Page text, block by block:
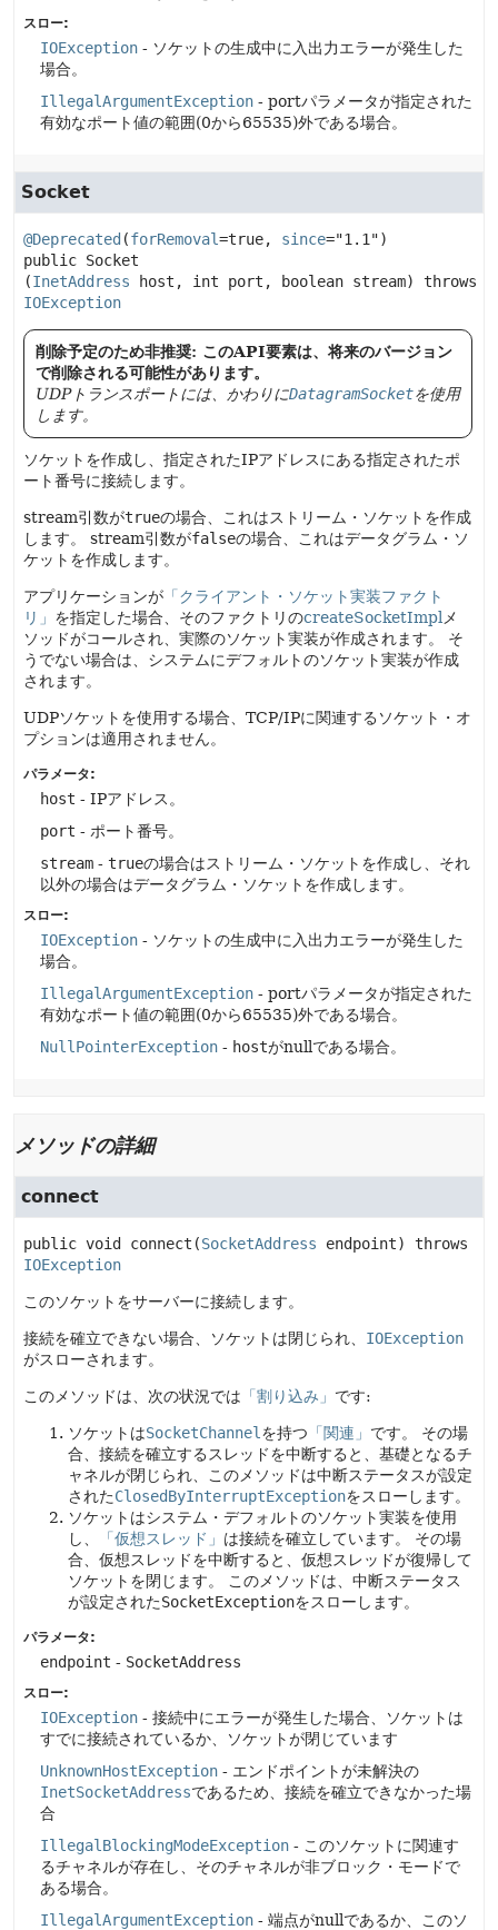
スロー:
IOException - ソケットの生成中に入出力エラーが発生した
場合。
IllegalArgumentException - portパラメータが指定された
有効なポート値の範囲(0から65535)外である場合。
Socket
@Deprecated (forRemoval=true, since
public Socket
(InetAddress host, int port, boolean stream)
IOException
削除予定のため非推奨: このAPI要素は、将来のバージョン
で削除される可能性があります。
UDPトランスポートには、かわりにDatagramSocketを使用
します。
ソケットを作成し、指定されたIPアドレスにある指定されたポ
ート番号に接続します。
stream引数がtrueの場合、これはストリーム・ソケットを作成
します。
stream引数がfalseの場合、これはデータグラム・ソ
ケットを作成します。
アプリケーションが 「クライアント・ソケット実装ファクト
リ」 を指定した場合、そのファクトリのcreateSocketImpl メ
ソッドがコールされ、実際のソケット実装が作成されます。
そ
うでない場合は、システムにデフォルトのソケット実装が作成
されます。
UDPソケットを使用する場合、TCP/IPに関連するソケット・オ
プションは適用されません。
パラメータ:
host - IPアドレス。
port - ポート番号。
stream - trueの場合はストリーム・ソケットを作成し、それ
以外の場合はデータグラム・ソケットを作成します。
スロー:
IOException - ソケットの生成中に入出力エラーが発生した
場合。
IllegalArgumentException - portパラメータが指定された
有効なポート値の範囲(0から65535)外である場合。
NullPointerException - hostがnullである場合。
メソッドの詳細
connect
public void connect (SocketAddress endpoint)
throws
IOException
このソケットをサーバーに接続します。
接続を確立できない場合、ソケットは閉じられ、 IOException
がスローされます。
このメソッドは、次の状況では 「割り込み」 です:
ソケットはSocketChannel を持つ 「関連」 です。
その場
合、接続を確立するスレッドを中断すると、基礎となるチ
ャネルが閉じられ、このメソッドは中断ステータスが設定
されたClosedByInterruptExceptionをスローします。
ソケットはシステム・デフォルトのソケット実装を使用
し、
「仮想スレッド」 は接続を確立しています。
その場
合、仮想スレッドを中断すると、仮想スレッドが復帰して
ソケットを閉じます。
このメソッドは、中断ステータス
が設定されたSocketExceptionをスローします。
パラメータ:
endpoint - SocketAddress
スロー:
IOException - 接続中にエラーが発生した場合、ソケットは
すでに接続されているか、ソケットが閉じています
UnknownHostException - エンドポイントが未解決の
InetSocketAddressであるため、接続を確立できなかった場
合
IllegalBlockingModeException - このソケットに関連す
るチャネルが存在し、そのチャネルが非ブロック・モードで
ある場合。
IllegalArgumentException - 端点がnullであるか、このソ